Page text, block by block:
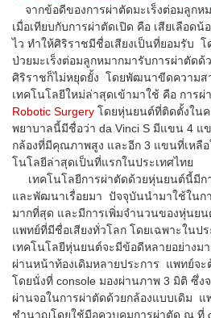
จากข้อดีของการผ่าตัดมะเร็งต่อมลูกห
เมื่อเทียบกับการผ่าตัดเปิด คือ เสียเลือด
ไว ทำให้ศิริราชมีชื่อเสียงเป็นที่ยอมรับ
ป่วยมะเร็งต่อมลูกหมากมารับการผ่าตัดด้
ศิริราชก็ไม่หยุดยั้ง โดยพัฒนาขีดความส
เทคโนโลยีใหม่ล่าสุดเข้ามาใช้ คือ การ
Robotic Surgery โดยหุ่นยนต์ที่ติดตั้งใน
พยาบาลนี้มีชื่อว่า da Vinci S มีแขน 4
กล้องที่มีคุณภาพสูง และอีก 3 แขนที่เหลื
โนโลยีล่าสุดเป็นที่แรกในประเทศไทย
เทคโนโลยีการผ่าตัดด้วยหุ่นยนต์นี้มีก
และพัฒนาเรื่อยมา ปัจจุบันนำมาใช้ในก
มากที่สุด และมีการเพิ่มจำนวนของหุ่นย
แพทย์ที่มีชื่อเสียงทั่วโลก โดยเฉพาะในปร
เทคโนโลยีหุ่นยนต์จะมีข้อดีหลายอย่างม
ผ่านหน้าท้องเดิมหลายประการ แพทย์จ
โดยนั่งที่ console มองผ่านภาพ 3 มิติ ซึ่ง
ผ่านจอในการผ่าตัดด้วยกล้องแบบเดิม
ชำนาญโดยใช้มือควบคุมการผ่าตัด ณ ที่